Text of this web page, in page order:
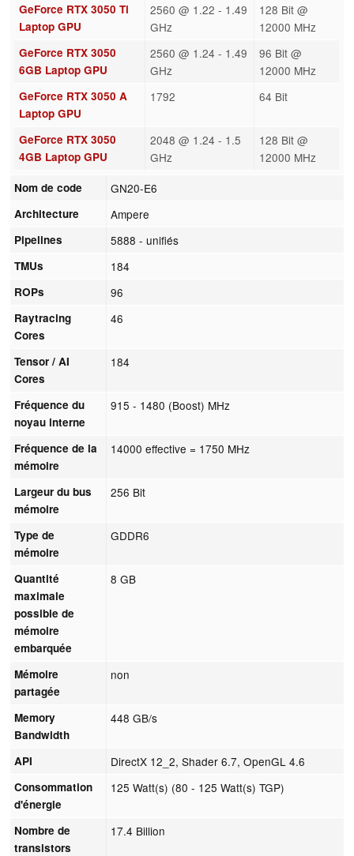
GeForce RTX 3050 Ti
Laptop GPU
2560 @ 1.22 - 1.49
GHz
128 Bit @
12000 MHz
GeForce RTX 3050
6GB Laptop GPU
2560 @ 1.24 - 1.49
GHz
96 Bit @
12000 MHz
GeForce RTX 3050 A
Laptop GPU
1792 64 Bit
GeForce RTX 3050
4GB Laptop GPU
2048 @ 1.24 - 1.5
GHz
128 Bit @
12000 MHz
Nom de code GN20-E6
Architecture Ampere
Pipelines 5888 - unifiés
TMUs 184
ROPs 96
Raytracing
Cores
46
Tensor / AI
Cores
184
Fréquence du
noyau interne
915 - 1480 (Boost) MHz
Fréquence de la
mémoire
14000 effective = 1750 MHz
Largeur du bus
mémoire
256 Bit
Type de
mémoire
GDDR6
Quantité
maximale
possible de
mémoire
embarquée
8 GB
Mémoire
partagée
non
Memory
Bandwidth
448 GB/s
API DirectX 12_2, Shader 6.7, OpenGL 4.6
Consommation
d'énergie
125 Watt(s) (80 - 125 Watt(s) TGP)
Nombre de
transistors
17.4 Billion